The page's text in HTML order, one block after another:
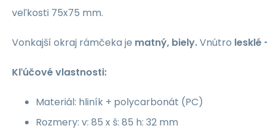
veľkosti 75x75 mm.
Vonkajší okraj rámčeka je matný, biely.Vnútro lesklé
Kľúčové vlastnosti:
Materiál: hliník + polycarbonát (PC)
Rozmery: v: 85 x š: 85 h: 32 mm